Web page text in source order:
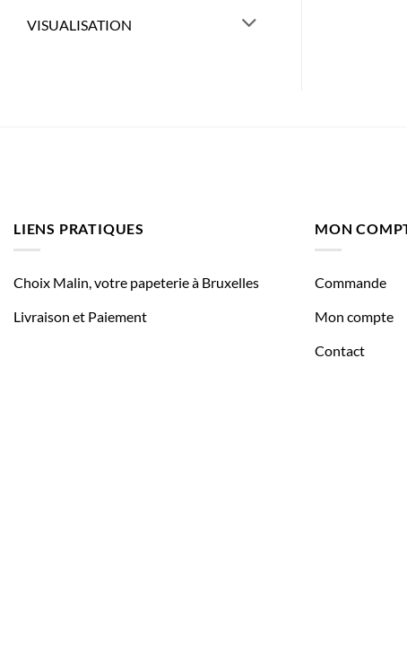
VISUALISATION
LIENS PRATIQUES
Choix Malin, votre papeterie à Bruxelles
Livraison et Paiement
MON
Commande
Mon compte
Contact